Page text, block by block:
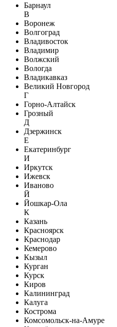
Барнаул
В
Воронеж
Волгоград
Владивосток
Владимир
Волжский
Вологда
Владикавказ
Великий Новгород
Г
Горно-Алтайск
Грозный
Д
Дзержинск
Е
Екатеринбург
И
Иркутск
Ижевск
Иваново
Й
Йошкар-Ола
К
Казань
Красноярск
Краснодар
Кемерово
Кызыл
Курган
Курск
Киров
Калининград
Калуга
Кострома
Комсомольск-на-Амуре